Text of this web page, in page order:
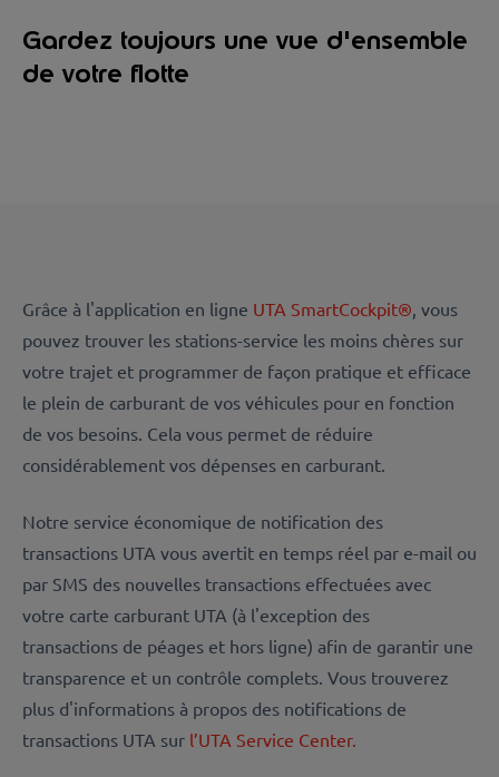
Gardez toujours une vue d'ensemble
de votre flotte
Grâce à l'application en ligne UTA SmartCockpit®, vous
pouvez trouver les stations-service les moins chères sur
votre trajet et programmer de façon pratique et efficace
le plein de carburant de vos véhicules pour en fonction
de vos besoins. Cela vous permet de réduire
considérablement vos dépenses en carburant.
Notre service économique de notification des
transactions UTA vous avertit en temps réel par e-mail ou
par SMS des nouvelles transactions effectuées avec
votre carte carburant UTA (à l'exception des
transactions de péages et hors ligne) afin de garantir une
transparence et un contrôle complets. Vous trouverez
plus d'informations à propos des notifications de
transactions UTA sur l’UTA Service Center.